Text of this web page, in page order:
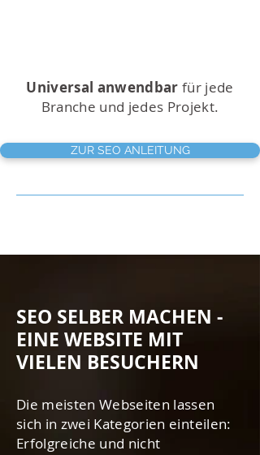
Universal anwendbar für jede
Branche und jedes Projekt.
ZUR SEO ANLEITUNG
SEO SELBER MACHEN -
EINE WEBSITE MIT
VIELEN BESUCHERN
Die meisten Webseiten lassen
sich in zwei Kategorien einteilen:
Erfolgreiche und nicht